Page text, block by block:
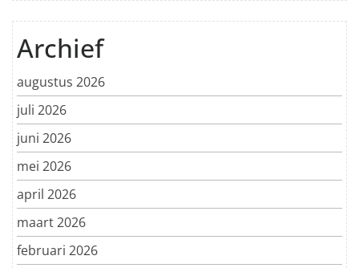
Archief
augustus 2026
juli 2026
juni 2026
mei 2026
april 2026
maart 2026
februari 2026